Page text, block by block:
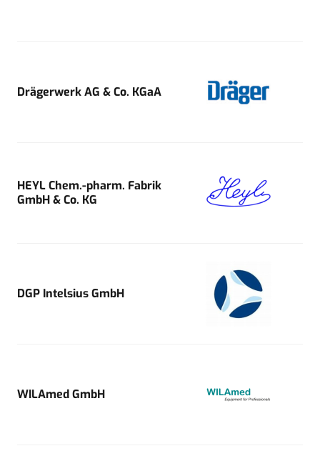
Drägerwerk AG & Co. KGaA
HEYL Chem.-pharm. Fabrik
GmbH & Co. KG
DGP Intelsius GmbH
WILAmed GmbH